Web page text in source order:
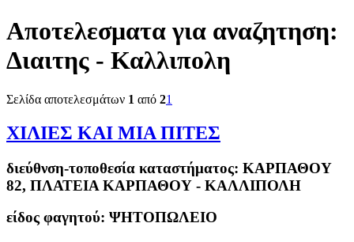
Αποτελεσματα για αναζητηση:
Διαιτης - Καλλιπολη
Σελίδα αποτελεσμάτων 1 από 21
ΧΙΛΙΕΣ ΚΑΙ ΜΙΑ ΠΙΤΕΣ
διεύθνση-τοποθεσία καταστήματος: ΚΑΡΠΑΘΟΥ
82, ΠΛΑΤΕΙΑ ΚΑΡΠΑΘΟΥ - ΚΑΛΛΙΠΟΛΗ
είδος φαγητού: ΨΗΤΟΠΩΛΕΙΟ